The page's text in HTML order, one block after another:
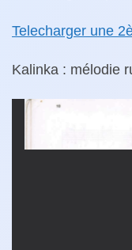
Telecharger une
Kalinka : mélodie